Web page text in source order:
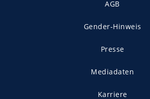
AGB
Gender-Hinweis
Presse
Mediadaten
Karriere